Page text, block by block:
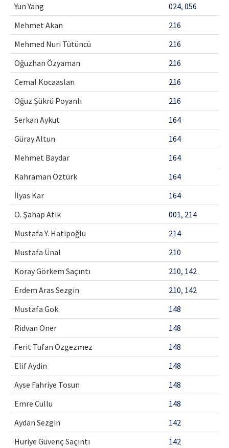
Yun Yang
024, 056
Mehmet Akan
216
Mehmed Nuri Tütüncü
216
Oğuzhan Özyaman
216
Cemal Kocaaslan
216
Oğuz Şükrü Poyanlı
216
Serkan Aykut
164
Güray Altun
164
Mehmet Baydar
164
Kahraman Öztürk
164
İlyas Kar
164
O. Şahap Atik
001, 214
Mustafa Y. Hatipoğlu
214
Mustafa Ünal
210
Koray Görkem Saçıntı
210, 142
Erdem Aras Sezgin
210, 142
Mustafa Gok
148
Ridvan Oner
148
Ferit Tufan Ozgezmez
148
Elif Aydin
148
Ayse Fahriye Tosun
148
Emre Cullu
148
Aydan Sezgin
142
Huriye Güvenç Saçıntı
142